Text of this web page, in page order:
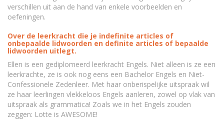
verschillen uit aan de hand van enkele voorbeelden en
oefeningen.
Over de leerkracht die je indefinite articles of
onbepaalde lidwoorden en definite articles of bepaalde
lidwoorden uitlegt.
Ellen is een gediplomeerd leerkracht Engels. Niet alleen is ze een
leerkrachte, ze is ook nog eens een Bachelor Engels en Niet-
Confessionele Zedenleer. Met haar onberispelijke uitspraak wil
ze haar leerlingen vlekkeloos Engels aanleren, zowel op vlak van
uitspraak als grammatica! Zoals we in het Engels zouden
zeggen: Lotte is AWESOME!